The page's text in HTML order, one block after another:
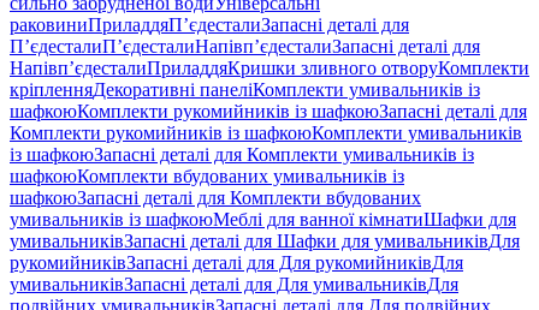
раковиниПриладдяП’єдесталиЗапасні деталі для
П’єдесталиП’єдесталиНапівп’єдесталиЗапасні деталі для
Напівп’єдесталиПриладдяКришки зливного отворуКомплекти
кріпленняДекоративні панеліКомплекти умивальників із
шафкоюКомплекти рукомийників із шафкоюЗапасні деталі для
Комплекти рукомийників із шафкоюКомплекти умивальників
із шафкоюЗапасні деталі для Комплекти умивальників із
шафкоюКомплекти вбудованих умивальників із
шафкоюЗапасні деталі для Комплекти вбудованих
умивальників із шафкоюМеблі для ванної кімнатиШафки для
умивальниківЗапасні деталі для Шафки для умивальниківДля
рукомийниківЗапасні деталі для Для рукомийниківДля
умивальниківЗапасні деталі для Для умивальниківДля
подвійних умивальниківЗапасні деталі для Для подвійних